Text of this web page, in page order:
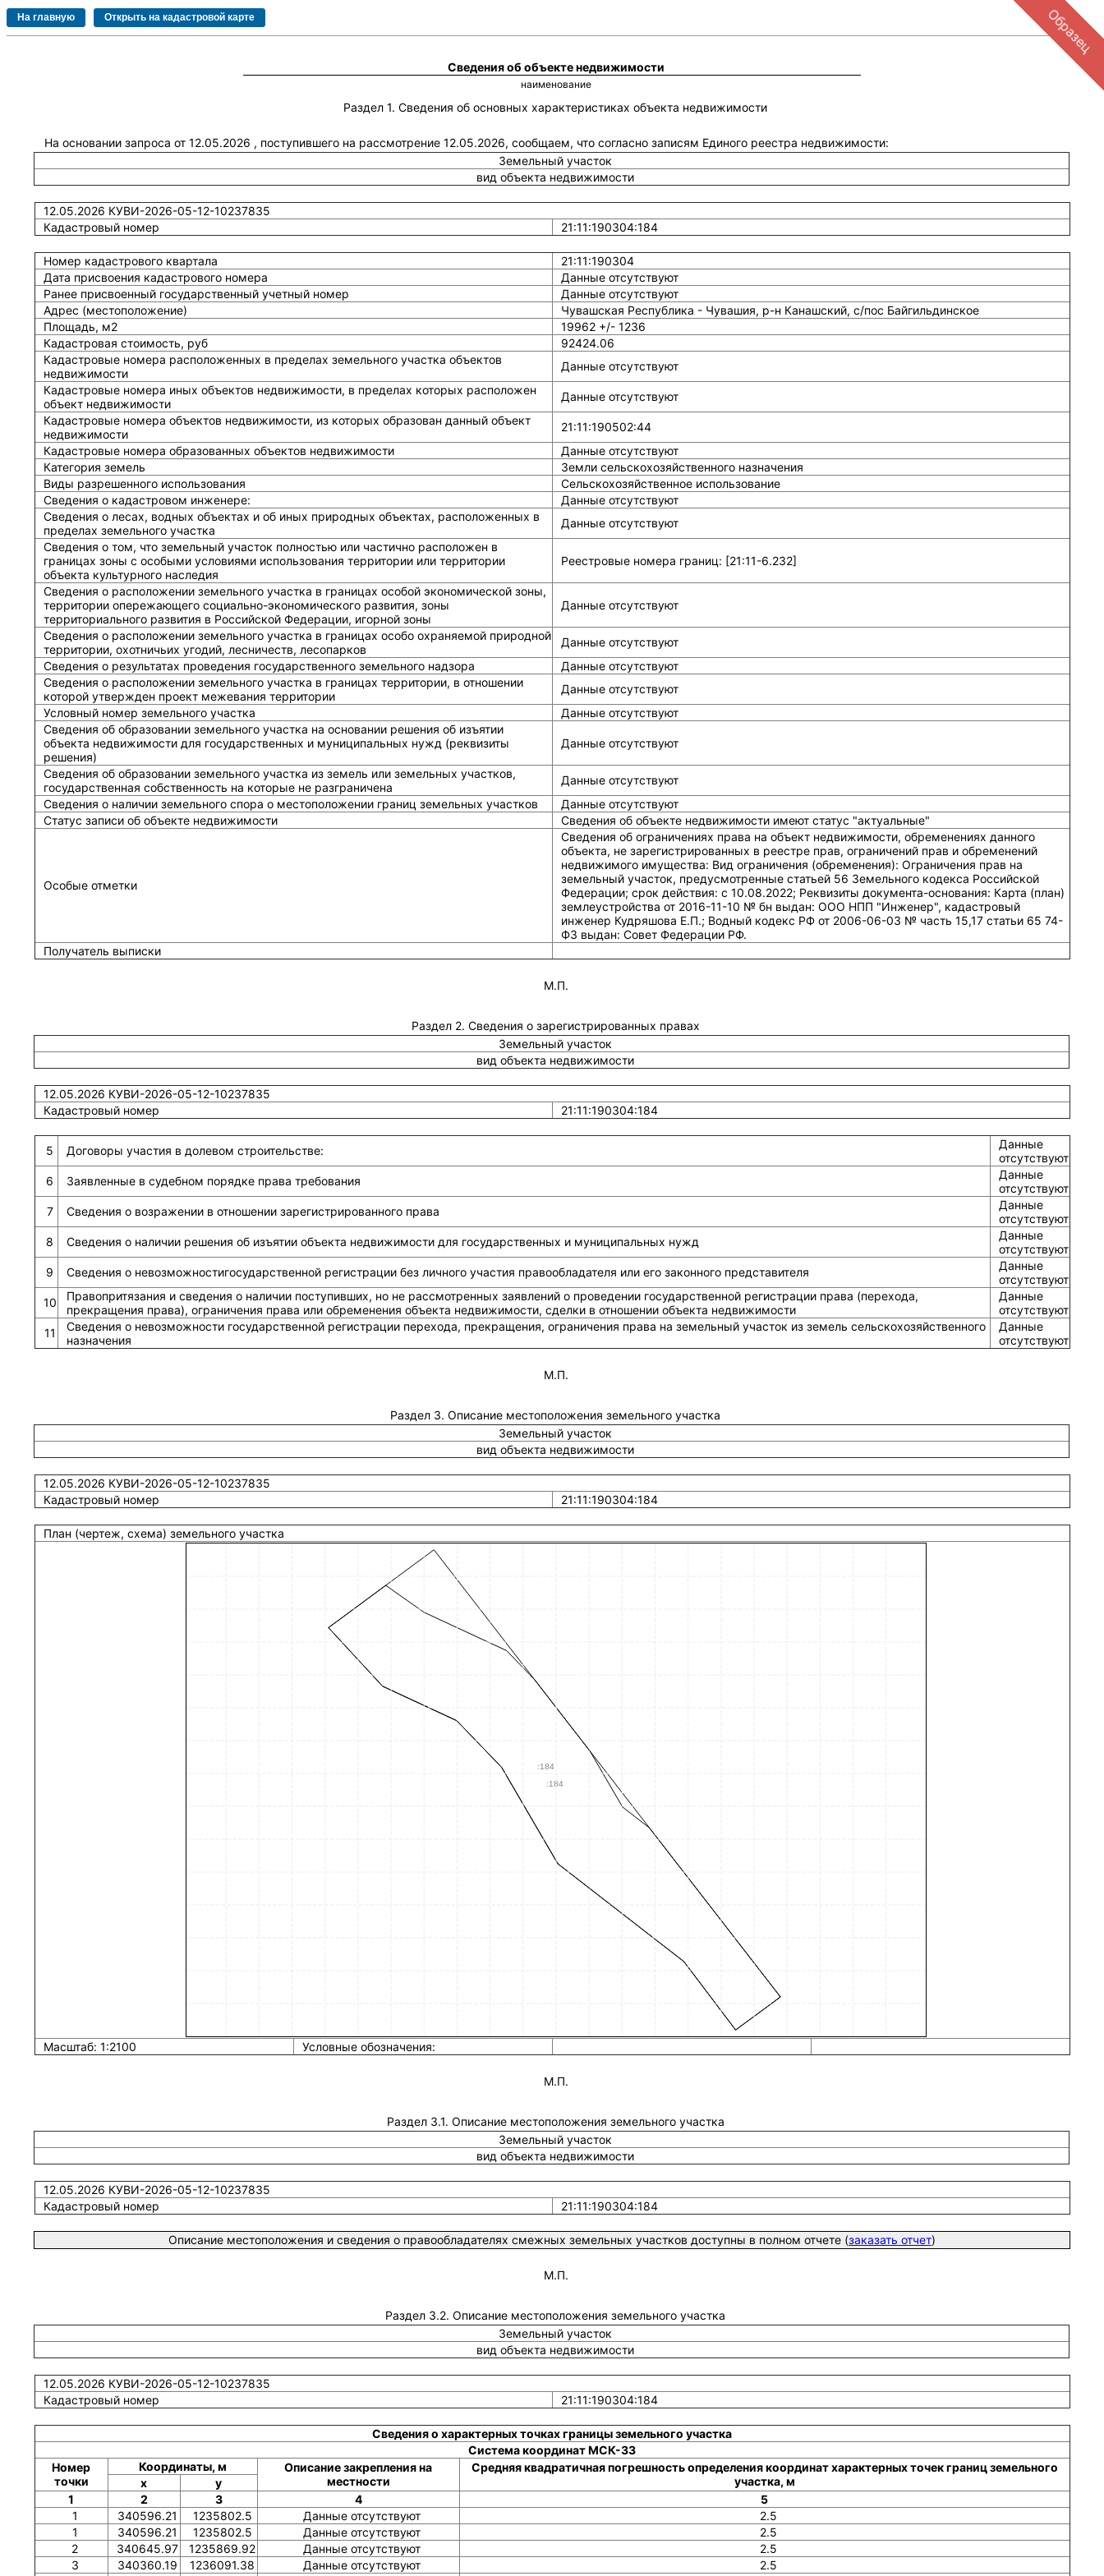
Сведения об объекте недвижимости
наименование
Раздел 1. Сведения об основных характеристиках объекта недвижимости
На основании запроса от 12.05.2026 , поступившего на рассмотрение 12.05.2026, сообщаем, что согласно записям Единого реестра недвижимости:
Земельный участок
вид объекта недвижимости
12.05.2026 КУВИ-2026-05-12-10237835
Кадастровый номер
21:11:190304:184
Номер кадастрового квартала
21:11:190304
Дата присвоения кадастрового номера
Данные отсутствуют
Ранее присвоенный государственный учетный номер
Данные отсутствуют
Адрес (местоположение)
Чувашская Республика - Чувашия, р-н Канашский, с/пос Байгильдинское
Площадь, м2
19962 +/- 1236
Кадастровая стоимость, руб
92424.06
Кадастровые номера расположенных в пределах земельного участка объектов
недвижимости
Данные отсутствуют
Кадастровые номера иных объектов недвижимости, в пределах которых расположен
объект недвижимости
Данные отсутствуют
Кадастровые номера объектов недвижимости, из которых образован данный объект
недвижимости
21:11:190502:44
Кадастровые номера образованных объектов недвижимости
Данные отсутствуют
Категория земель
Земли сельскохозяйственного назначения
Виды разрешенного использования
Сельскохозяйственное использование
Сведения о кадастровом инженере:
Данные отсутствуют
Cведения о лесах, водных объектах и об иных природных объектах, расположенных в
пределах земельного участка
Данные отсутствуют
Сведения о том, что земельный участок полностью или частично расположен в
границах зоны с особыми условиями использования территории или территории
объекта культурного наследия
Реестровые номера границ: [21:11-6.232]
Сведения о расположении земельного участка в границах особой экономической зоны,
территории опережающего социально-экономического развития, зоны
территориального развития в Российской Федерации, игорной зоны
Данные отсутствуют
Сведения о расположении земельного участка в границах особо охраняемой природной
территории, охотничьих угодий, лесничеств, лесопарков
Данные отсутствуют
Сведения о результатах проведения государственного земельного надзора
Данные отсутствуют
Сведения о расположении земельного участка в границах территории, в отношении
которой утвержден проект межевания территории
Данные отсутствуют
Условный номер земельного участка
Данные отсутствуют
Сведения об образовании земельного участка на основании решения об изъятии
объекта недвижимости для государственных и муниципальных нужд (реквизиты
решения)
Данные отсутствуют
Сведения об образовании земельного участка из земель или земельных участков,
государственная собственность на которые не разграничена
Данные отсутствуют
Сведения о наличии земельного спора о местоположении границ земельных участков
Данные отсутствуют
Статус записи об объекте недвижимости
Сведения об объекте недвижимости имеют статус "актуальные"
Особые отметки
Сведения об ограничениях права на объект недвижимости, обременениях данного
объекта, не зарегистрированных в реестре прав, ограничений прав и обременений
недвижимого имущества: Вид ограничения (обременения): Ограничения прав на
земельный участок, предусмотренные статьей 56 Земельного кодекса Российской
Федерации; срок действия: c 10.08.2022; Реквизиты документа-основания: Карта (план)
землеустройства от 2016-11-10 № бн выдан: ООО НПП "Инженер", кадастровый
инженер Кудряшова Е.П.; Водный кодекс РФ от 2006-06-03 № часть 15,17 статьи 65 74-
ФЗ выдан: Совет Федерации РФ.
Получатель выписки
М.П.
Раздел 2. Сведения о зарегистрированных правах
Земельный участок
вид объекта недвижимости
12.05.2026 КУВИ-2026-05-12-10237835
Кадастровый номер
21:11:190304:184
5 Договоры участия в долевом строительстве:
Данные
отсутствуют
6
Заявленные в судебном порядке права требования
Данные
отсутствуют
7
Сведения о возражении в отношении зарегистрированного права
Данные
отсутствуют
8
Сведения о наличии решения об изъятии объекта недвижимости для государственных и муниципальных нужд
Данные
отсутствуют
9
Сведения о невозможностигосударственной регистрации без личного участия правообладателя или его законного представителя
Данные
отсутствуют
10
Правопритязания и сведения о наличии поступивших, но не рассмотренных заявлений о проведении государственной регистрации права (перехода,
прекращения права), ограничения права или обременения объекта недвижимости, сделки в отношении объекта недвижимости
Данные
отсутствуют
11
Сведения о невозможности государственной регистрации перехода, прекращения, ограничения права на земельный участок из земель сельскохозяйственного
назначения
Данные
отсутствуют
М.П.
Раздел 3. Описание местоположения земельного участка
Земельный участок
вид объекта недвижимости
12.05.2026 КУВИ-2026-05-12-10237835
Кадастровый номер
21:11:190304:184
План (чертеж, схема) земельного участка
Масштаб: 1:2100 Условные обозначения:
М.П.
Раздел 3.1. Описание местоположения земельного участка
Земельный участок
вид объекта недвижимости
12.05.2026 КУВИ-2026-05-12-10237835
Кадастровый номер
21:11:190304:184
Описание местоположения и сведения о правообладателях смежных земельных участков доступны в полном отчете (заказать отчет)
М.П.
Раздел 3.2. Описание местоположения земельного участка
Земельный участок
вид объекта недвижимости
12.05.2026 КУВИ-2026-05-12-10237835
Кадастровый номер
21:11:190304:184
Сведения о характерных точках границы земельного участка
Система координат МСК-33
Номер
точки
Координаты, м
Описание закрепления на
местности
Средняя квадратичная погрешность определения координат характерных точек границ земельного
участка, м
x
y
1
2 3 4
5
1
340596.21 1235802.5 Данные отсутствуют
2.5
1
340596.21 1235802.5 Данные отсутствуют
2.5
2
340645.97 1235869.92 Данные отсутствуют
2.5
3
340360.19 1236091.38 Данные отсутствуют
2.5
Образец